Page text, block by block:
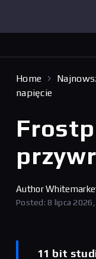
Home
napięcie
Author
Posted: 8 lipca 2026,
11 bit